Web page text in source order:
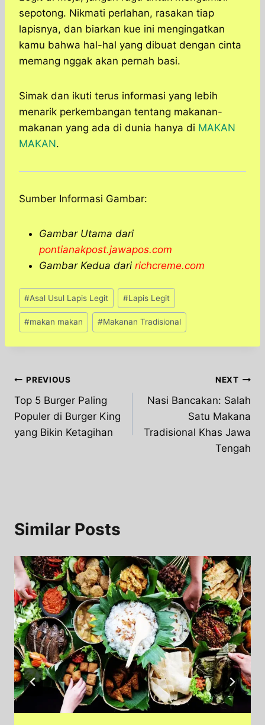
sepotong. Nikmati perlahan, rasakan tiap
lapisnya, dan biarkan kue ini mengingatkan
kamu bahwa hal-hal yang dibuat dengan cinta
memang nggak akan pernah basi.
Simak dan ikuti terus informasi yang lebih
menarik perkembangan tentang makanan-
makanan yang ada di dunia hanya di MAKAN
MAKAN.
Sumber Informasi Gambar:
Gambar Utama dari
pontianakpost.jawapos.com
Gambar Kedua dari richcreme.com
Post
Tags:
#Asal Usul Lapis Legit #Lapis Legit
#makan makan #Makanan Tradisional
Post
navigation
PREVIOUS
Top 5 Burger Paling
Populer di Burger King
yang Bikin Ketagihan
NEXT
Nasi Bancakan: Salah
Satu Makana
Tradisional Khas Jawa
Tengah
Similar Posts